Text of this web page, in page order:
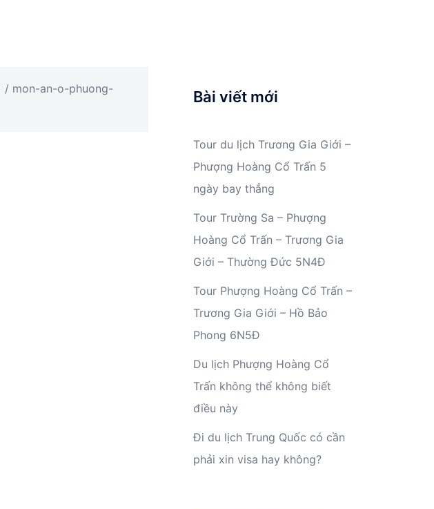
/ mon-an-o-phuong-
Bài viết mới
Tour du lịch Trương Gia Giới –
Phượng Hoàng Cổ Trấn 5
ngày bay thẳng
Tour Trường Sa – Phượng
Hoàng Cổ Trấn – Trương Gia
Giới – Thường Đức 5N4Đ
Tour Phượng Hoàng Cổ Trấn –
Trương Gia Giới – Hồ Bảo
Phong 6N5Đ
Du lịch Phượng Hoàng Cổ
Trấn không thể không biết
điều này
Đi du lịch Trung Quốc có cần
phải xin visa hay không?